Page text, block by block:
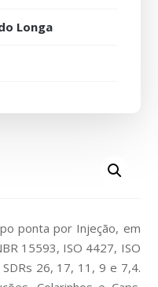
Longa
ponta por Injeção, em
15593, ISO 4427, ISO
26, 17, 11, 9 e 7,4.